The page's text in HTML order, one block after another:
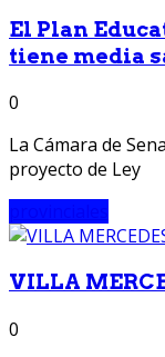
El Plan
tiene media
0
La Cámara de
proyecto de Ley
VILLA
0